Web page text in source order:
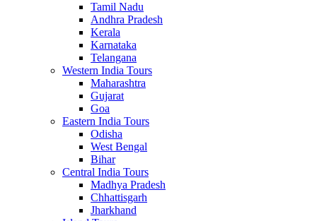
Tamil Nadu
Andhra Pradesh
Kerala
Karnataka
Telangana
Western India Tours
Maharashtra
Gujarat
Goa
Eastern India Tours
Odisha
West Bengal
Bihar
Central India Tours
Madhya Pradesh
Chhattisgarh
Jharkhand